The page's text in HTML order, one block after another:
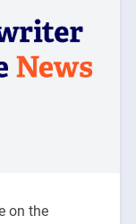
on the